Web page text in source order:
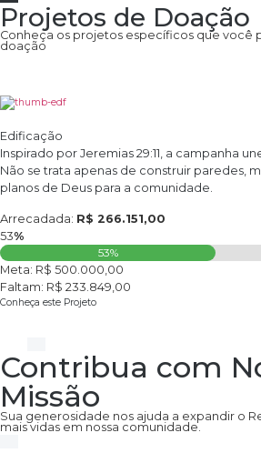
Projetos de Doação
Conheça os projetos específicos que você
doação
Edificação
Inspirado por Jeremias 29:11, a campanha
Não se trata apenas de construir paredes,
planos de Deus para a comunidade.
Arrecadada: R$ 266.151,00
53%
53%
Meta: R$ 500.000,00
Faltam: R$ 233.849,00
Conheça este Projeto
Contribua com
Missão
Sua generosidade nos ajuda a expandir o
mais vidas em nossa comunidade.